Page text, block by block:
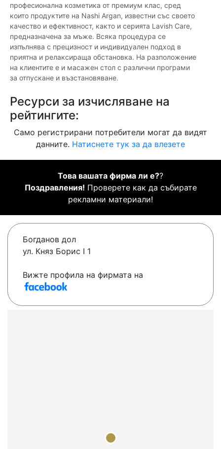
професионална козметика от премиум клас, сред
които продуктите на Nashi Argan, известни със своето
качество и ефективност, както и серията Lavish Care,
предназначена за мъже. Всяка процедура се
изпълнява с прецизност и индивидуален подход в
приятна и релаксираща обстановка. На разположение
на клиентите е и масажен стол с различни програми
за отпускане и възстановяване.
Ресурси за изчисляване на
рейтингите:
Само регистрирани потребители могат да видят
данните. Натиснете тук за да влезете
Това вашата фирма ли е??
Поздравления! Проверете как да събирате
рекламни материали!
Богданов дол
ул. Княз Борис I 1
Вижте профила на фирмата на